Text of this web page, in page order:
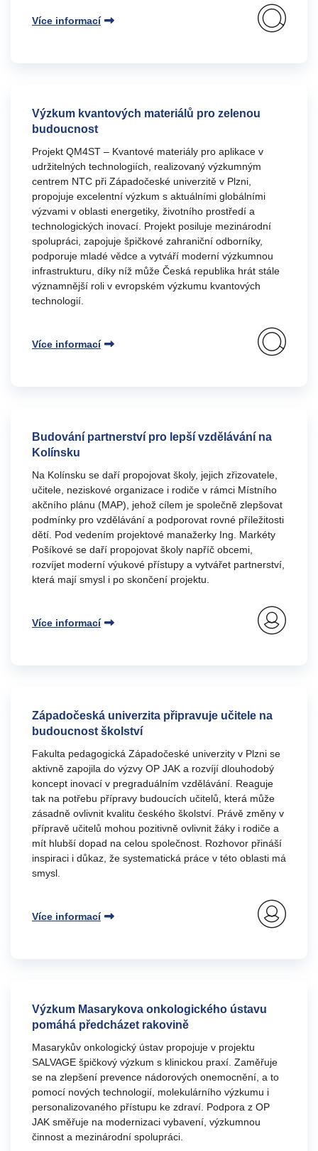
Více informací
Výzkum kvantových materiálů pro zelenou
budoucnost
Projekt QM4ST – Kvantové materiály pro aplikace v
udržitelných technologiích, realizovaný výzkumným
centrem NTC při Západočeské univerzitě v Plzni,
propojuje excelentní výzkum s aktuálními globálními
výzvami v oblasti energetiky, životního prostředí a
technologických inovací. Projekt posiluje mezinárodní
spolupráci, zapojuje špičkové zahraniční odborníky,
podporuje mladé vědce a vytváří moderní výzkumnou
infrastrukturu, díky níž může Česká republika hrát stále
významnější roli v evropském výzkumu kvantových
technologií.
Více informací
Budování partnerství pro lepší vzdělávání na
Kolínsku
Na Kolínsku se daří propojovat školy, jejich zřizovatele,
učitele, neziskové organizace i rodiče v rámci Místního
akčního plánu (MAP), jehož cílem je společně zlepšovat
podmínky pro vzdělávání a podporovat rovné příležitosti
dětí. Pod vedením projektové manažerky Ing. Markéty
Pošíkové se daří propojovat školy napříč obcemi,
rozvíjet moderní výukové přístupy a vytvářet partnerství,
která mají smysl i po skončení projektu.
Více informací
Západočeská univerzita připravuje učitele na
budoucnost školství
Fakulta pedagogická Západočeské univerzity v Plzni se
aktivně zapojila do výzvy OP JAK a rozvíjí dlouhodobý
koncept inovací v pregraduálním vzdělávání. Reaguje
tak na potřebu přípravy budoucích učitelů, která může
zásadně ovlivnit kvalitu českého školství. Právě změny v
přípravě učitelů mohou pozitivně ovlivnit žáky i rodiče a
mít hlubší dopad na celou společnost. Rozhovor přináší
inspiraci i důkaz, že systematická práce v této oblasti má
smysl.
Více informací
Výzkum Masarykova onkologického ústavu
pomáhá předcházet rakovině
Masarykův onkologický ústav propojuje v projektu
SALVAGE špičkový výzkum s klinickou praxí. Zaměřuje
se na zlepšení prevence nádorových onemocnění, a to
pomocí nových technologií, molekulárního výzkumu i
personalizovaného přístupu ke zdraví. Podpora z OP
JAK směřuje na modernizaci vybavení, výzkumnou
činnost a mezinárodní spolupráci.